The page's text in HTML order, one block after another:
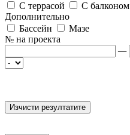
С террасой
С балконом
Дополнительно
Бассейн
Мазе
№ на проекта
—